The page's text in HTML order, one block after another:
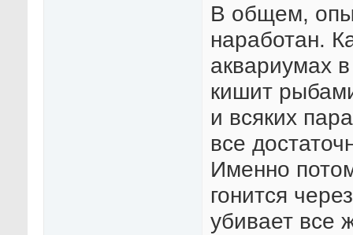
В общем,
наработан.
аквариумах
кишит
и всяких
все
Именно
гонится
убивает все